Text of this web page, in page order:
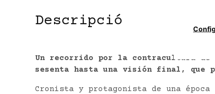
Descripció
Un recorrido por la contracultura de
sesenta hasta una visión final, que
Cronista y protagonista de una